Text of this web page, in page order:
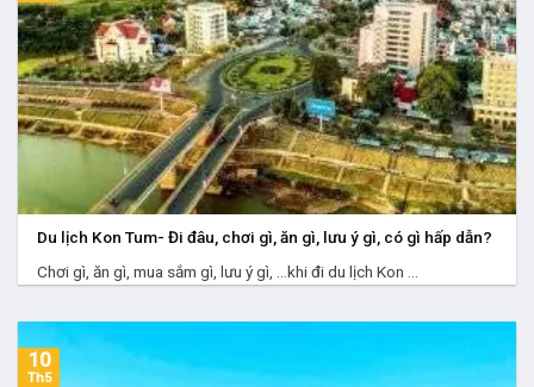
Du lịch Kon Tum- Đi đâu, chơi gì, ăn gì, lưu ý gì, có gì hấp dẫn?
Chơi gì, ăn gì, mua sắm gì, lưu ý gì, …khi đi du lịch Kon ...
10
Th5